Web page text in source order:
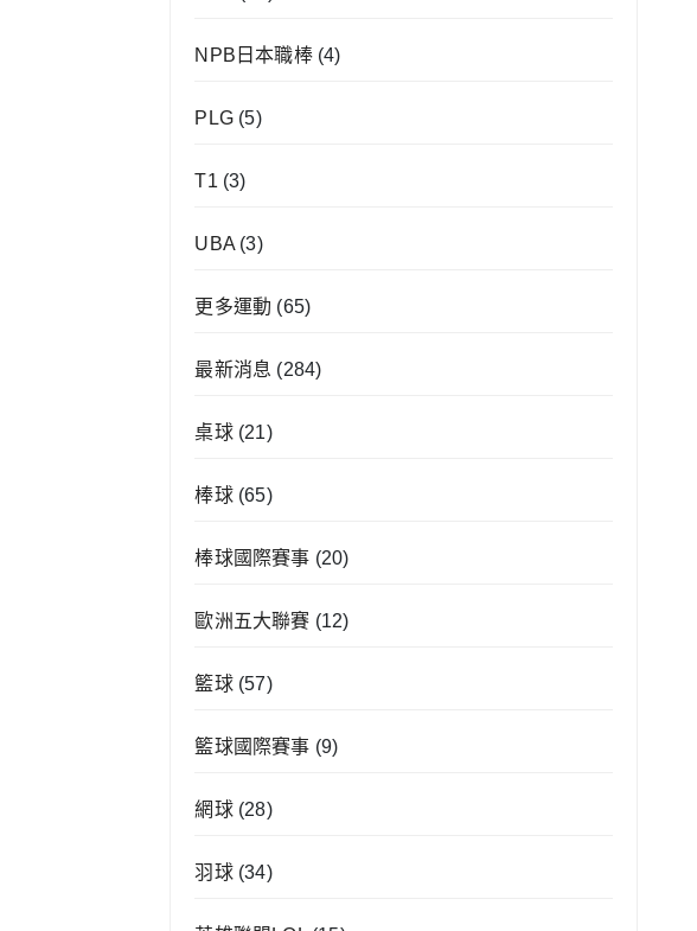
NPB日本職棒(4)
PLG(5)
T1 (3)
UBA(3)
更多運動 (65)
最新消息 (284)
桌球(21)
棒球(65)
棒球國際賽事 (20)
歐洲五大聯賽 (12)
籃球(57)
籃球國際賽事 (9)
網球(28)
羽球(34)